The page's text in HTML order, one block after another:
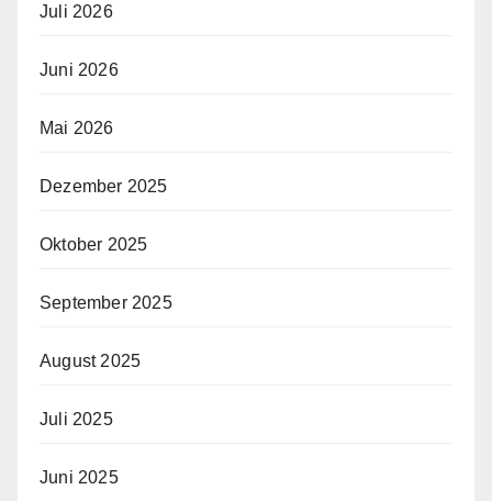
Juli 2026
Juni 2026
Mai 2026
Dezember 2025
Oktober 2025
September 2025
August 2025
Juli 2025
Juni 2025